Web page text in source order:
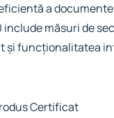
a
măsuri de
și funcționalitatea
Certificat